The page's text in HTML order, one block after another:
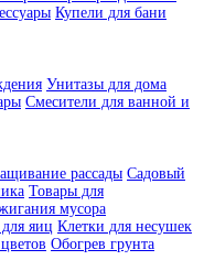
Купели для бани
Унитазы для дома
Смесители для ванной и
рассады Садовый
Товары для
мусора
яиц Клетки для несушек
Обогрев грунта